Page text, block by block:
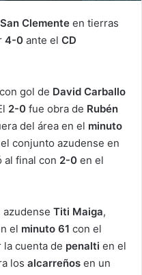
Clemente en tierras
4-0 ante el CD
gol de David Carballo
2-0 fue obra de Rubén
del área en el minuto
conjunto azudense en
al final con 2-0 en el
azudense Titi Maiga,
el minuto 61 con el
cuenta de penalti en el
los alcarreños en un